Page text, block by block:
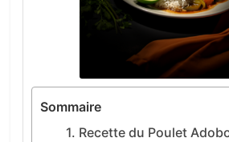
Sommaire
Recette du Poulet